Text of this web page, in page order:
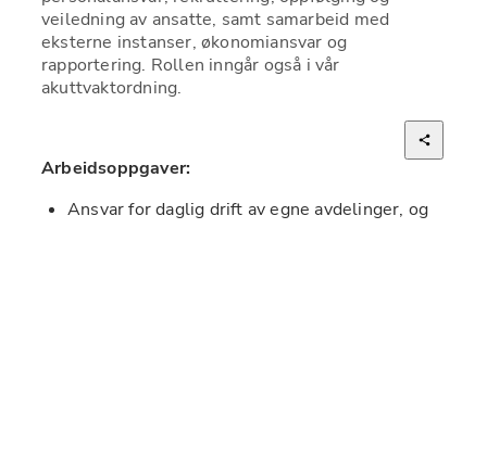
veiledning av ansatte, samt samarbeid med
eksterne instanser, økonomiansvar og
rapportering. Rollen inngår også i vår
akuttvaktordning.
Arbeidsoppgaver:
Ansvar for daglig drift av egne avdelinger, og